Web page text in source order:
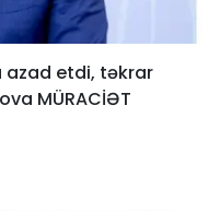
azad etdi, təkrar
MÜRACİƏT